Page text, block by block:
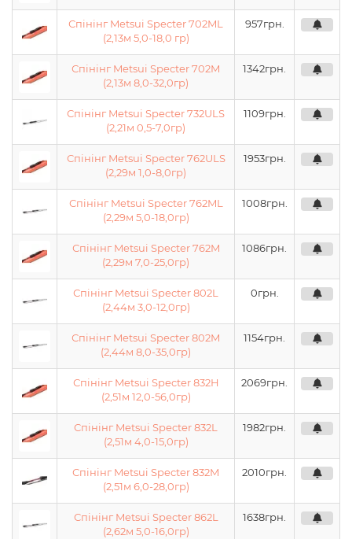
Спінінг Metsui Specter 702ML
(2,13м 5,0-18,0 гр)
957грн.
Спінінг Metsui Specter 702M
(2,13м 8,0-32,0гр)
1342грн.
Спінінг Metsui Specter 732ULS
(2,21м 0,5-7,0гр)
1109грн.
Спінінг Metsui Specter 762ULS
(2,29м 1,0-8,0гр)
1953грн.
Спінінг Metsui Specter 762ML
(2,29м 5,0-18,0гр)
1008грн.
Спінінг Metsui Specter 762M
(2,29м 7,0-25,0гр)
1086грн.
Спінінг Metsui Specter 802L
(2,44м 3,0-12,0гр)
0грн.
Спінінг Metsui Specter 802M
(2,44м 8,0-35,0гр)
1154грн.
Спінінг Metsui Specter 832H
(2,51м 12,0-56,0гр)
2069грн.
Спінінг Metsui Specter 832L
(2,51м 4,0-15,0гр)
1982грн.
Спінінг Metsui Specter 832M
(2,51м 6,0-28,0гр)
2010грн.
Спінінг Metsui Specter 862L
(2,62м 5,0-16,0гр)
1638грн.